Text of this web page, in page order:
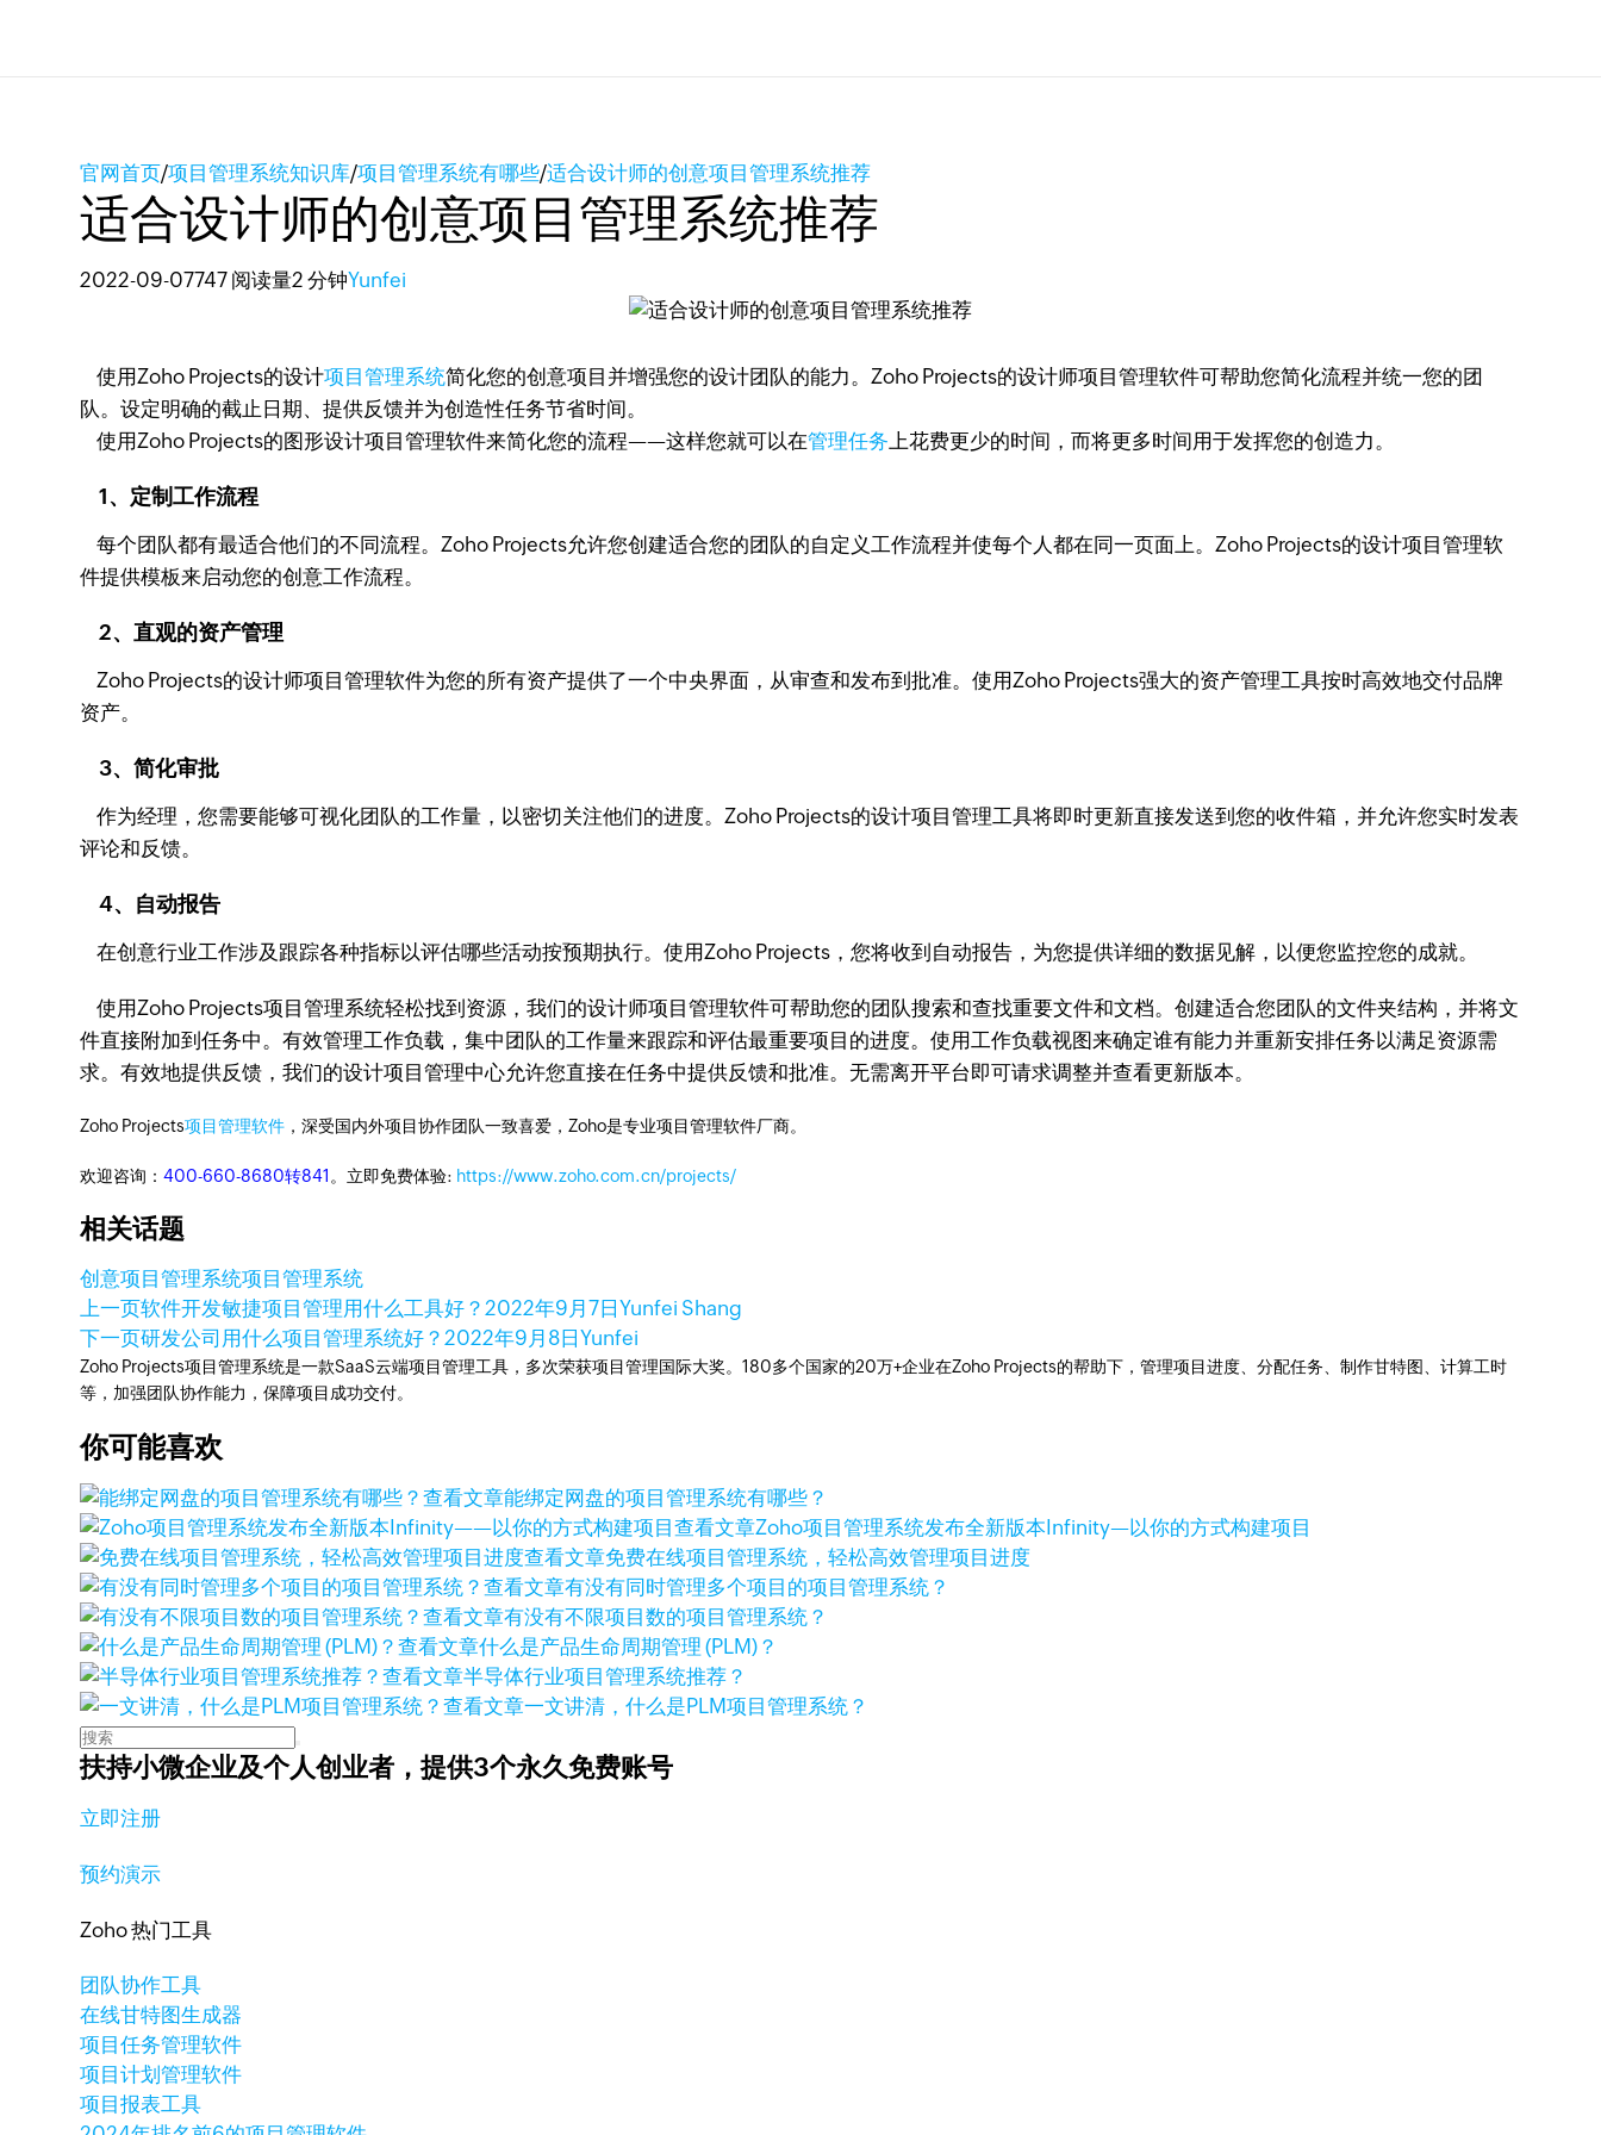
官网首页/项目管理系统知识库/项目管理系统有哪些/适合设计师的创意项目管理系统推荐
适合设计师的创意项目管理系统推荐
2022-09-07747 阅读量2 分钟Yunfei
使用Zoho Projects的设计项目管理系统简化您的创意项目并增强您的设计团队的能力。Zoho Projects的设计师项目管理软件可帮助您简化流程并统一您的团
队。设定明确的截止日期、提供反馈并为创造性任务节省时间。
使用Zoho Projects的图形设计项目管理软件来简化您的流程——这样您就可以在管理任务上花费更少的时间，而将更多时间用于发挥您的创造力。
1、定制工作流程
每个团队都有最适合他们的不同流程。Zoho Projects允许您创建适合您的团队的自定义工作流程并使每个人都在同一页面上。Zoho Projects的设计项目管理软
件提供模板来启动您的创意工作流程。
2、直观的资产管理
Zoho Projects的设计师项目管理软件为您的所有资产提供了一个中央界面，从审查和发布到批准。使用Zoho Projects强大的资产管理工具按时高效地交付品牌
资产。
3、简化审批
作为经理，您需要能够可视化团队的工作量，以密切关注他们的进度。Zoho Projects的设计项目管理工具将即时更新直接发送到您的收件箱，并允许您实时发表
评论和反馈。
4、自动报告
在创意行业工作涉及跟踪各种指标以评估哪些活动按预期执行。使用Zoho Projects，您将收到自动报告，为您提供详细的数据见解，以便您监控您的成就。
使用Zoho Projects项目管理系统轻松找到资源，我们的设计师项目管理软件可帮助您的团队搜索和查找重要文件和文档。创建适合您团队的文件夹结构，并将文
件直接附加到任务中。有效管理工作负载，集中团队的工作量来跟踪和评估最重要项目的进度。使用工作负载视图来确定谁有能力并重新安排任务以满足资源需
求。有效地提供反馈，我们的设计项目管理中心允许您直接在任务中提供反馈和批准。无需离开平台即可请求调整并查看更新版本。
Zoho Projects项目管理软件 ，深受国内外项目协作团队一致喜爱，Zoho是专业项目管理软件厂商。
欢迎咨询：400-660-8680转841 。立即免费体验: https://www.zoho.com.cn/projects/
相关话题
创意项目管理系统项目管理系统
上一页软件开发敏捷项目管理用什么工具好？2022年9月7日Yunfei Shang
下一页研发公司用什么项目管理系统好？2022年9月8日Yunfei
Zoho Projects项目管理系统是一款SaaS云端项目管理工具，多次荣获项目管理国际大奖。180多个国家的20万+企业在Zoho Projects的帮助下，管理项目进度、分配任务、制作甘特图、计算工时
等，加强团队协作能力，保障项目成功交付。
你可能喜欢
查看文章能绑定网盘的项目管理系统有哪些？
查看文章Zoho项目管理系统发布全新版本Infinity—以你的方式构建项目
查看文章免费在线项目管理系统，轻松高效管理项目进度
查看文章有没有同时管理多个项目的项目管理系统？
查看文章有没有不限项目数的项目管理系统？
查看文章什么是产品生命周期管理 (PLM)？
查看文章半导体行业项目管理系统推荐？
查看文章一文讲清，什么是PLM项目管理系统？
扶持小微企业及个人创业者，提供3个永久免费账号
立即注册
预约演示
Zoho 热门工具
团队协作工具
在线甘特图生成器
项目任务管理软件
项目计划管理软件
项目报表工具